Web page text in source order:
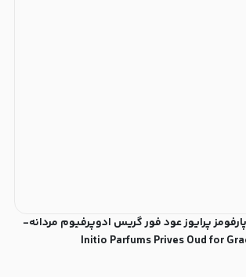
پرایوز عود فور گریس ادوپرفیوم مردانه-